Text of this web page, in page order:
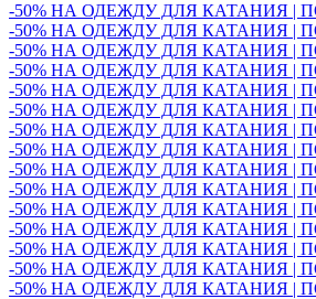
-50% НА ОДЕЖДУ ДЛЯ КАТАНИЯ |
-50% НА ОДЕЖДУ ДЛЯ КАТАНИЯ |
-50% НА ОДЕЖДУ ДЛЯ КАТАНИЯ |
-50% НА ОДЕЖДУ ДЛЯ КАТАНИЯ |
-50% НА ОДЕЖДУ ДЛЯ КАТАНИЯ |
-50% НА ОДЕЖДУ ДЛЯ КАТАНИЯ |
-50% НА ОДЕЖДУ ДЛЯ КАТАНИЯ |
-50% НА ОДЕЖДУ ДЛЯ КАТАНИЯ |
-50% НА ОДЕЖДУ ДЛЯ КАТАНИЯ |
-50% НА ОДЕЖДУ ДЛЯ КАТАНИЯ |
-50% НА ОДЕЖДУ ДЛЯ КАТАНИЯ |
-50% НА ОДЕЖДУ ДЛЯ КАТАНИЯ |
-50% НА ОДЕЖДУ ДЛЯ КАТАНИЯ |
-50% НА ОДЕЖДУ ДЛЯ КАТАНИЯ |
-50% НА ОДЕЖДУ ДЛЯ КАТАНИЯ |